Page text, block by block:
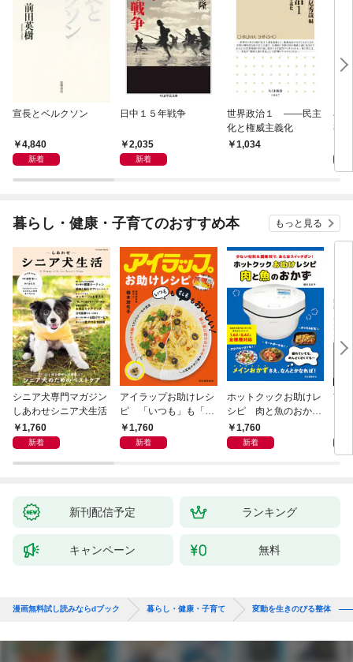
宣長とベルクソン
4,840
新着
日中１５年戦争
2,035
新着
世界政治１ ――民主
化と権威主義化
1,034
石
導
暮らし・健康・子育てのおすすめ本 もっと見る
シニア犬専門マガジン
しあわせシニア犬生活
1,760
新着
アイラップお助けレシ
ピ 「いつも」も「も
しも」もおいしい！
1,760
新着
ホットクックお助けレ
シピ 肉と魚のおか
ず 少ない材料＆調味
料で、あとはスイッチ
1,760
新着
首
リ
昇
新刊配信予定 ランキング
キャンペーン 無料
漫画無料試し読みならdブック 暮らし・健康・子育て 変動を生きのびる整体 ――